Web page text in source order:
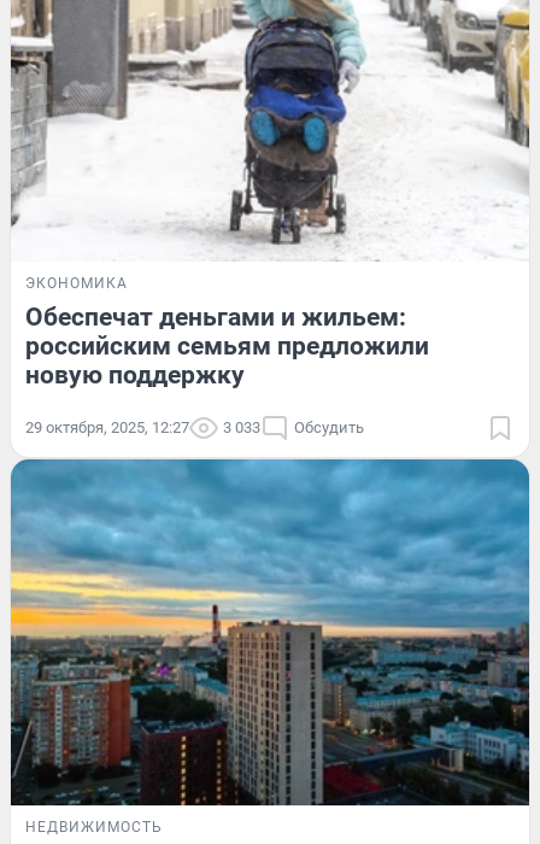
ЭКОНОМИКА
Обеспечат деньгами и жильем:
российским семьям предложили
новую поддержку
29 октября, 2025, 12:27 3 033 Обсудить
НЕДВИЖИМОСТЬ